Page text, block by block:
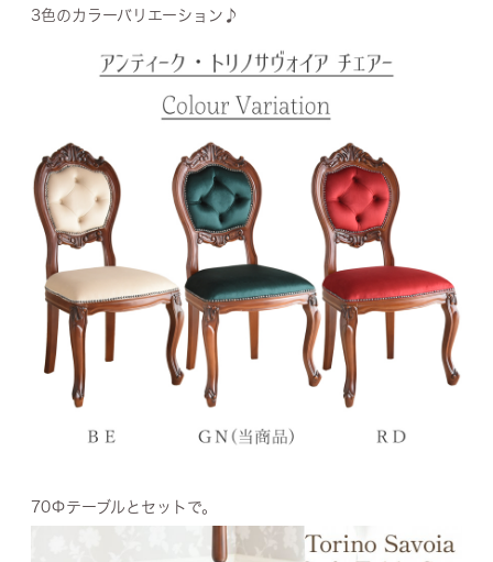
3色のカラーバリエーション♪
70Φテーブルとセットで。